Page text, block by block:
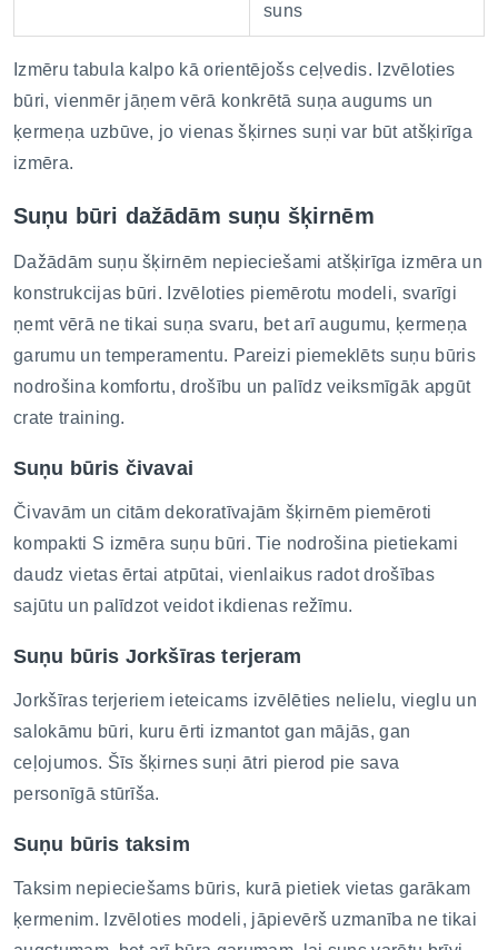
suns
Izmēru tabula kalpo kā orientējošs ceļvedis. Izvēloties
būri, vienmēr jāņem vērā konkrētā suņa augums un
ķermeņa uzbūve, jo vienas šķirnes suņi var būt atšķirīga
izmēra.
Suņu būri dažādām suņu šķirnēm
Dažādām suņu šķirnēm nepieciešami atšķirīga izmēra un
konstrukcijas būri. Izvēloties piemērotu modeli, svarīgi
ņemt vērā ne tikai suņa svaru, bet arī augumu, ķermeņa
garumu un temperamentu. Pareizi piemeklēts suņu būris
nodrošina komfortu, drošību un palīdz veiksmīgāk apgūt
crate training.
Suņu būris čivavai
Čivavām un citām dekoratīvajām šķirnēm piemēroti
kompakti S izmēra suņu būri. Tie nodrošina pietiekami
daudz vietas ērtai atpūtai, vienlaikus radot drošības
sajūtu un palīdzot veidot ikdienas režīmu.
Suņu būris Jorkšīras terjeram
Jorkšīras terjeriem ieteicams izvēlēties nelielu, vieglu un
salokāmu būri, kuru ērti izmantot gan mājās, gan
ceļojumos. Šīs šķirnes suņi ātri pierod pie sava
personīgā stūrīša.
Suņu būris taksim
Taksim nepieciešams būris, kurā pietiek vietas garākam
ķermenim. Izvēloties modeli, jāpievērš uzmanība ne tikai